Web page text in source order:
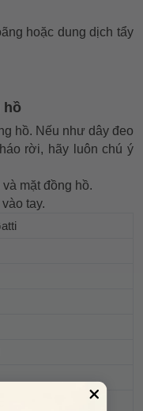
hoặc dung dịch tẩy
hồ
hồ. Nếu như dây đeo
rời, hãy luôn chú ý
mặt đồng hồ.
tay.